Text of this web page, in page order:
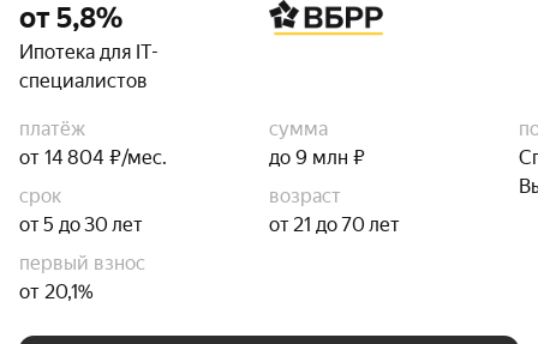
от 5,8%
Ипотека для IT-
специалистов
платёж
от 14 804 ₽/мес.
сумма
до 9 млн ₽
срок
от 5 до 30 лет
возраст
от 21 до 70 лет
первый взнос
от 20,1%